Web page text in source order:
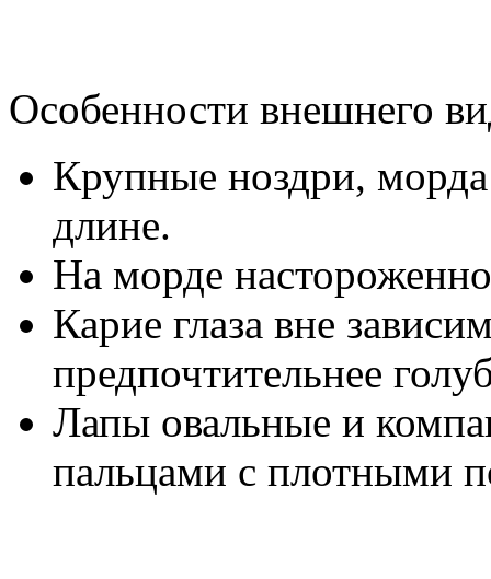
Особенности внешнего
Крупные ноздри, морда
длине.
На морде
Карие глаза вне
предпочтительнее
Лапы овальные и
пальцами с плотными